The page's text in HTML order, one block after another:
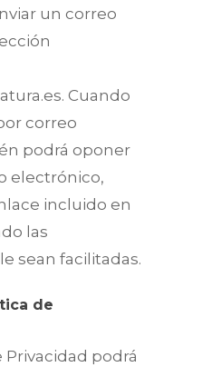
un correo
Cuando
correo
podrá oponer
electrónico,
incluido en
las
sean facilitadas.
de
podrá